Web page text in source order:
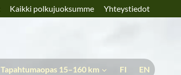
Kaikki polkujuoksumme Yhteystiedot
Tapahtumaopas 15–160 km